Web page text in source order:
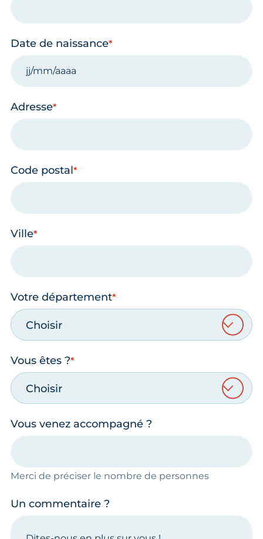
Date de naissance
Adresse
Code postal
Ville
Votre département
Choisir
Vous êtes ?
Choisir
Vous venez accompagné ?
Merci de préciser le nombre de personnes
Un commentaire ?